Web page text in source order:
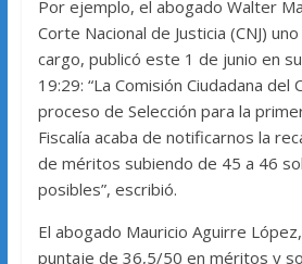
Por ejemplo, el abogado Walter
Corte Nacional de Justicia (CNJ)
cargo, publicó este 1 de junio en
19:29: “La Comisión Ciudadana del
proceso de Selección para la
Fiscalía acaba de notificarnos la
de méritos subiendo de 45 a 46
posibles”, escribió.
El abogado Mauricio Aguirre
puntaje de 36,5/50 en méritos y